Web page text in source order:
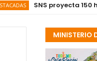
SNS proyecta 150
MINISTERIO